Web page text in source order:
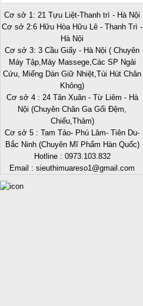
Cơ sở 1: 21 Tựu Liệt-Thanh trì - Hà Nội
Cơ sở 2:6 Hữu Hòa Hữu Lê - Thanh Trì -
Hà Nội
Cơ sở 3: 3 Cầu Giấy - Hà Nội ( Chuyên
Máy Tập,Máy Massege,Các SP Ngải
Cứu, Miếng Dán Giữ Nhiệt,Túi Hút Chân
Không)
Cơ sở 4 : 24 Tân Xuân - Từ Liêm - Hà
Nội (Chuyên Chăn Ga Gối Đệm,
Chiếu,Thảm)
Cơ sở 5 : Tam Tảo- Phú Lâm- Tiên Du-
Bắc Ninh (Chuyên Mĩ Phẩm Hàn Quốc)
Hotline : 0973.103.832
Email : sieuthimuareso1@gmail.com